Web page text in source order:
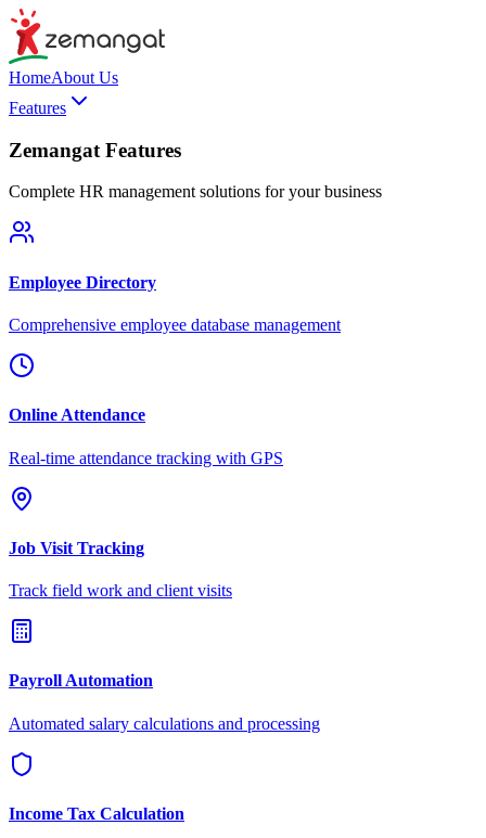
HomeAbout Us
Features
Zemangat Features
Complete HR management solutions for your business
Employee Directory
Comprehensive employee database management
Online Attendance
Real-time attendance tracking with GPS
Job Visit Tracking
Track field work and client visits
Payroll Automation
Automated salary calculations and processing
Income Tax Calculation